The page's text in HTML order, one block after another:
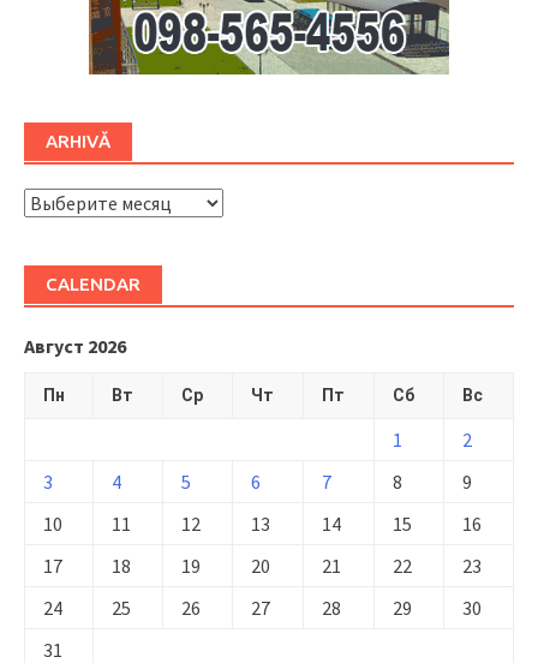
ARHIVĂ
ARHIVĂ
CALENDAR
Август 2026
Пн Вт Ср Чт Пт Сб Вс
1
2
3
4 5 6 7 8
9
10
11 12 13 14 15
16
17
18 19 20 21 22
23
24
25 26 27 28 29
30
31